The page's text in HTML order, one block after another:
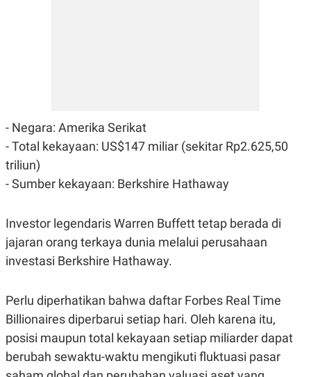
- Negara: Amerika Serikat
- Total kekayaan: US$147 miliar (sekitar Rp2.625,50
triliun)
- Sumber kekayaan: Berkshire Hathaway
Investor legendaris Warren Buffett tetap berada di
jajaran orang terkaya dunia melalui perusahaan
investasi Berkshire Hathaway.
Perlu diperhatikan bahwa daftar Forbes Real Time
Billionaires diperbarui setiap hari. Oleh karena itu,
posisi maupun total kekayaan setiap miliarder dapat
berubah sewaktu-waktu mengikuti fluktuasi pasar